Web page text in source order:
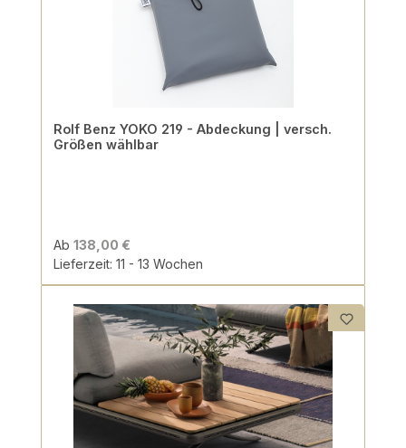
Rolf Benz YOKO 219 - Abdeckung | versch.
Größen wählbar
Ab 138,00 €
Lieferzeit: 11 - 13 Wochen